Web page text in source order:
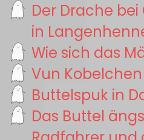
Der Drache
in
Wie sich das
Vun Kobelchen
Buttelspuk in
Das Buttel